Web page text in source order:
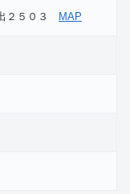
２５０３ MAP